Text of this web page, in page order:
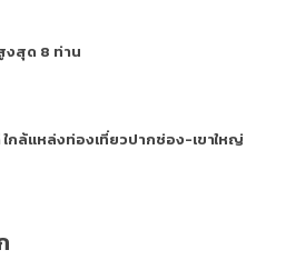
งสุด 8 ท่าน
ใกล้แหล่งท่องเที่ยวปากช่อง-เขาใหญ่